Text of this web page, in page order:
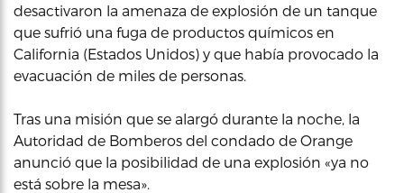
desactivaron la amenaza de explosión de un tanque
que sufrió una fuga de productos químicos en
California (Estados Unidos) y que había provocado la
evacuación de miles de personas.
Tras una misión que se alargó durante la noche, la
Autoridad de Bomberos del condado de Orange
anunció que la posibilidad de una explosión «ya no
está sobre la mesa».